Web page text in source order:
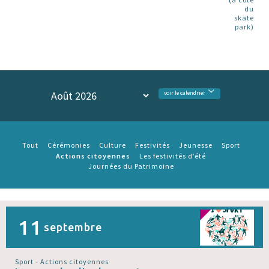
du
skate
park)
voir le calendrier
Tout Cérémonies Culture Festivités Jeunesse
Sport
Actions citoyennes
Les festivités d’été
Journées du Patrimoine
11 septembre
Sport - Actions citoyennes